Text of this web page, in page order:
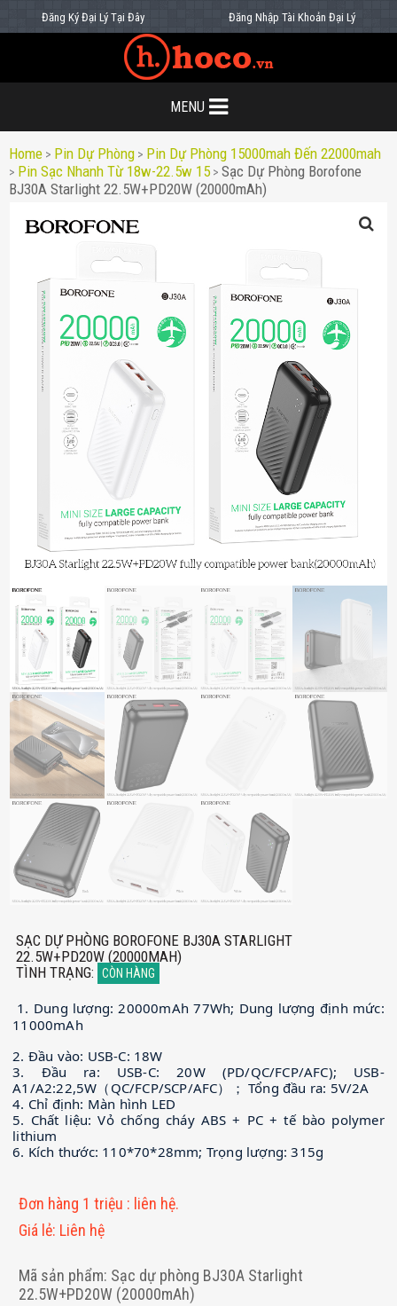
Đăng Ký Đại Lý Tại Đây Đăng Nhập Tài Khoản Đại Lý
MENU
Home > Pin Dự Phòng > Pin Dự Phòng 15000mah Đến 22000mah
> Pin Sạc Nhanh Từ 18w-22.5w 15 > Sạc Dự Phòng Borofone
BJ30A Starlight 22.5W+PD20W (20000mAh)
SẠC DỰ PHÒNG BOROFONE BJ30A STARLIGHT
22.5W+PD20W (20000MAH)
TÌNH TRẠNG: CÒN HÀNG
1. Dung lượng: 20000mAh 77Wh; Dung lượng định mức:
11000mAh
2. Đầu vào: USB-C: 18W
3. Đầu ra: USB-C: 20W (PD/QC/FCP/AFC); USB-
A1/A2:22,5W（QC/FCP/SCP/AFC）； Tổng đầu ra: 5V/2A
4. Chỉ định: Màn hình LED
5. Chất liệu: Vỏ chống cháy ABS + PC + tế bào polymer
lithium
6. Kích thước: 110*70*28mm; Trọng lượng: 315g
Đơn hàng 1 triệu : liên hệ.
Giá lẻ: Liên hệ
Mã sản phẩm: Sạc dự phòng BJ30A Starlight
22.5W+PD20W (20000mAh)